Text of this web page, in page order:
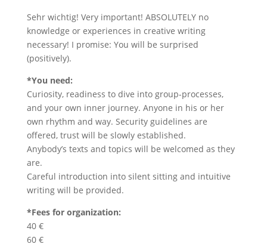
Sehr wichtig! Very important! ABSOLUTELY no
knowledge or experiences in creative writing
necessary! I promise: You will be surprised
(positively).
*You need:
Curiosity, readiness to dive into group-processes,
and your own inner journey. Anyone in his or her
own rhythm and way. Security guidelines are
offered, trust will be slowly established.
Anybody’s texts and topics will be welcomed as they
are.
Careful introduction into silent sitting and intuitive
writing will be provided.
*Fees for organization:
40 €
60 €